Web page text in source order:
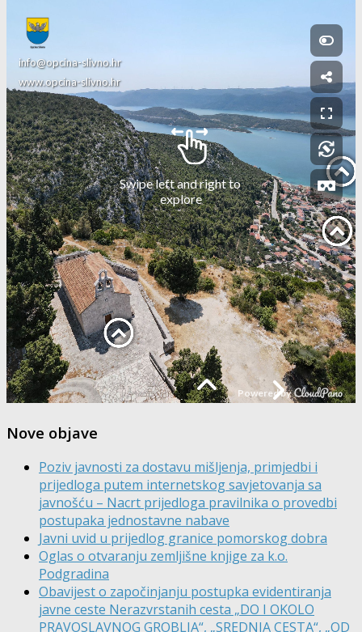
Nove objave
Poziv javnosti za dostavu mišljenja, primjedbi i
prijedloga putem internetskog savjetovanja sa
javnošću – Nacrt prijedloga pravilnika o provedbi
postupaka jednostavne nabave
Javni uvid u prijedlog granice pomorskog dobra
Oglas o otvaranju zemljišne knjige za k.o.
Podgradina
Obavijest o započinjanju postupka evidentiranja
javne ceste Nerazvrstanih cesta „DO I OKOLO
PRAVOSLAVNOG GROBLJA“, „SREDNJA CESTA“, „OD